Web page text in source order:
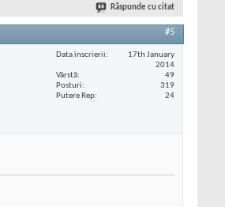
Răspunde cu citat
#5
Data înscrierii
17th January
2014
Vârstă
49
Posturi
319
Putere Rep
24